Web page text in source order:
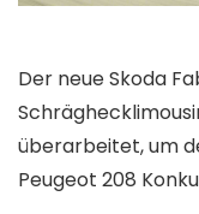
Der neue Skoda
überarbeitet, um
Peugeot 208